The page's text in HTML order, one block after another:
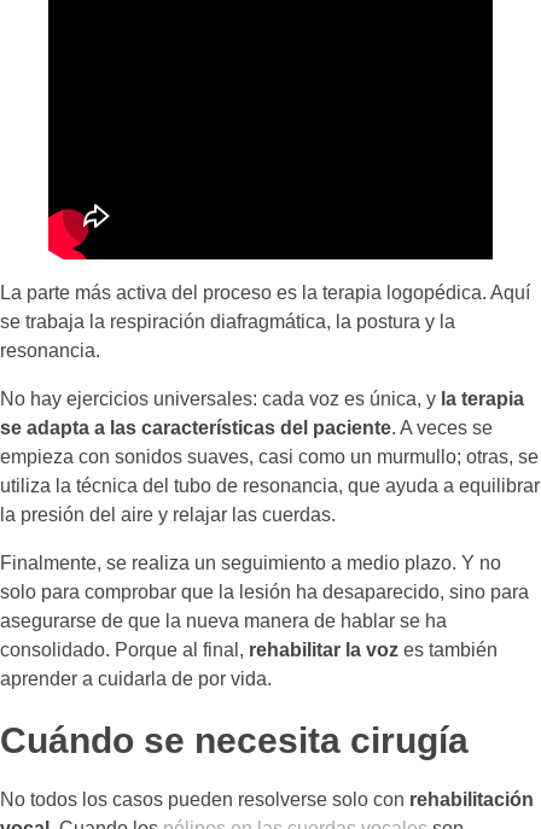
La parte más activa del proceso es la terapia logopédica. Aquí
se trabaja la respiración diafragmática, la postura y la
resonancia.
No hay ejercicios universales: cada voz es única, y la terapia
se adapta a las características del paciente. A veces se
empieza con sonidos suaves, casi como un murmullo; otras, se
utiliza la técnica del tubo de resonancia, que ayuda a equilibrar
la presión del aire y relajar las cuerdas.
Finalmente, se realiza un seguimiento a medio plazo. Y no
solo para comprobar que la lesión ha desaparecido, sino para
asegurarse de que la nueva manera de hablar se ha
consolidado. Porque al final, rehabilitar la voz es también
aprender a cuidarla de por vida.
Cuándo se necesita cirugía
No todos los casos pueden resolverse solo con rehabilitación